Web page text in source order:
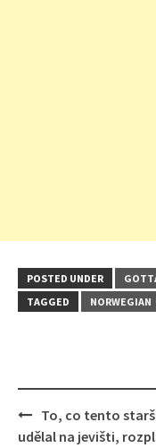
POSTED UNDER
TAGGED
NORWEGIAN
Post
navigation
To, co tento
udělal na jevišti,